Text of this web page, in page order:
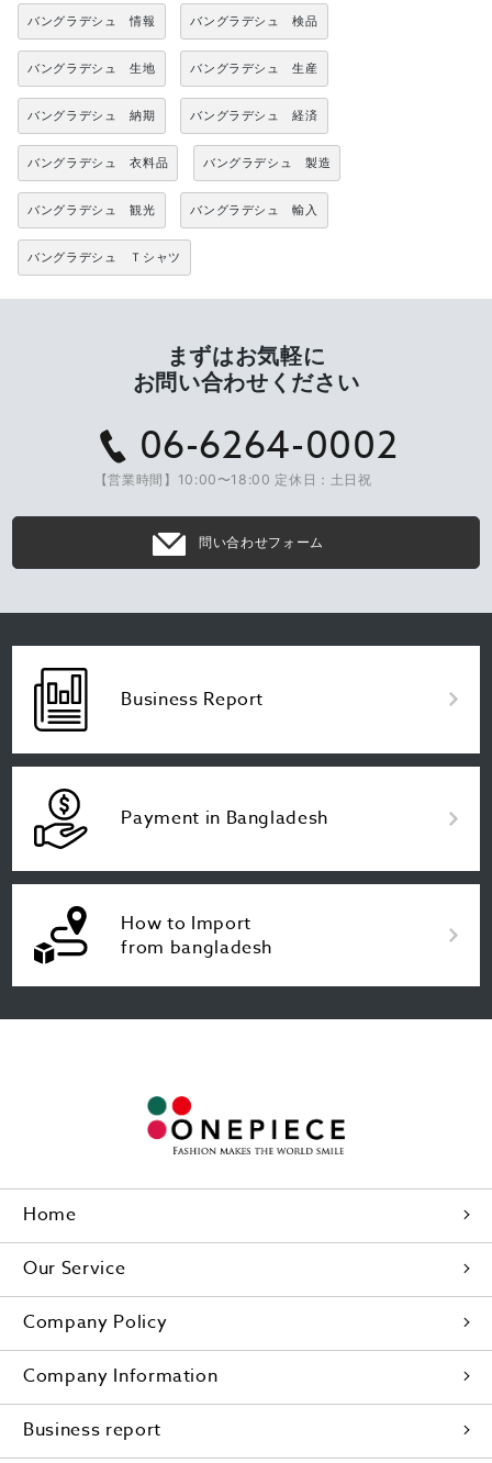
バングラデシュ 情報 バングラデシュ 検品
バングラデシュ 生地 バングラデシュ 生産
バングラデシュ 納期 バングラデシュ 経済
バングラデシュ 衣料品 バングラデシュ 製造
バングラデシュ 観光 バングラデシュ 輸入
バングラデシュ Ｔシャツ
まずはお気軽に
お問い合わせください
06-6264-0002
【営業時間】10:00〜18:00 定休日：土日祝
問い合わせフォーム
Business Report
Payment in Bangladesh
How to Import
from bangladesh
Home
Our Service
Company Policy
Company Information
Business report